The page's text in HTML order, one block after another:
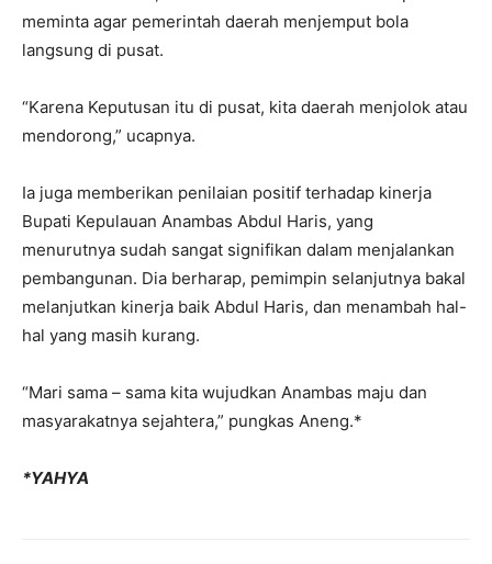
meminta agar pemerintah daerah menjemput bola
langsung di pusat.
“Karena Keputusan itu di pusat, kita daerah menjolok atau
mendorong,” ucapnya.
Ia juga memberikan penilaian positif terhadap kinerja
Bupati Kepulauan Anambas Abdul Haris, yang
menurutnya sudah sangat signifikan dalam menjalankan
pembangunan. Dia berharap, pemimpin selanjutnya bakal
melanjutkan kinerja baik Abdul Haris, dan menambah hal-
hal yang masih kurang.
“Mari sama – sama kita wujudkan Anambas maju dan
masyarakatnya sejahtera,” pungkas Aneng.*
*YAHYA